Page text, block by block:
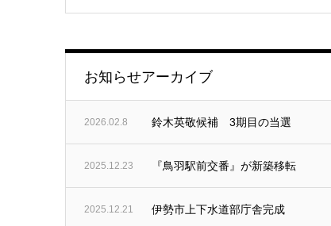
お知らせアーカイブ
2026.02.8 鈴木英敬候補 3期目の当選
2025.12.23 『鳥羽駅前交番』が新築移転
2025.12.21 伊勢市上下水道部庁舎完成